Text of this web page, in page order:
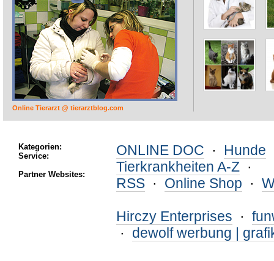
Online Tierarzt @ tierarztblog.com
Kategorien:
Service:
Partner Websites:
ONLINE DOC · Hunde
Tierkrankheiten A-Z ·
RSS · Online Shop ·
Hirczy Enterprises ·
· dewolf werbung |